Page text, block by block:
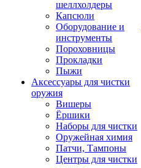
шеллхолдеры
Капсюли
Оборудование и
инструменты
Пороховницы
Прокладки
Пыжи
Аксессуары для чистки
оружия
Вишеры
Ёршики
Наборы для чистки
Оружейная химия
Патчи, Тампоны
Центры для чистки